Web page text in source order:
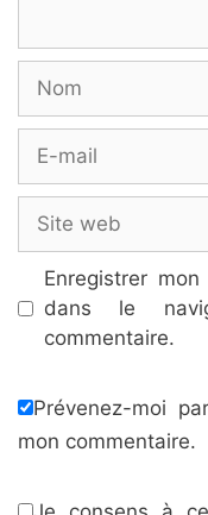
mail
web
Enregistrer
dans le
commentaire.
Prévenez-moi
mon commentaire.